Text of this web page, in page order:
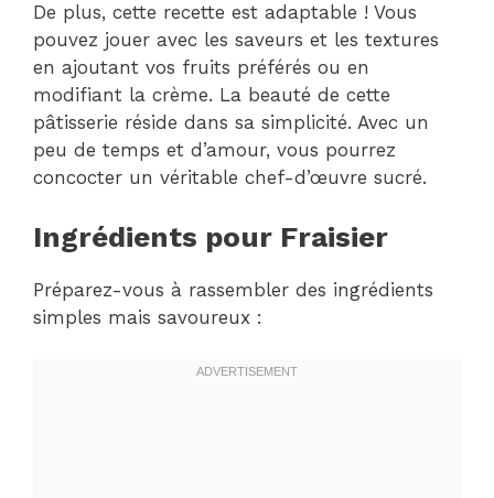
De plus, cette recette est adaptable ! Vous
pouvez jouer avec les saveurs et les textures
en ajoutant vos fruits préférés ou en
modifiant la crème. La beauté de cette
pâtisserie réside dans sa simplicité. Avec un
peu de temps et d’amour, vous pourrez
concocter un véritable chef-d’œuvre sucré.
Ingrédients pour Fraisier
Préparez-vous à rassembler des ingrédients
simples mais savoureux :